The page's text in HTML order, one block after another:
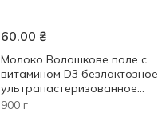
60.00 ₴
Молоко Волошкове поле с
витамином D3 безлактозное
ультрапастеризованное
2,5% 900г
900 г